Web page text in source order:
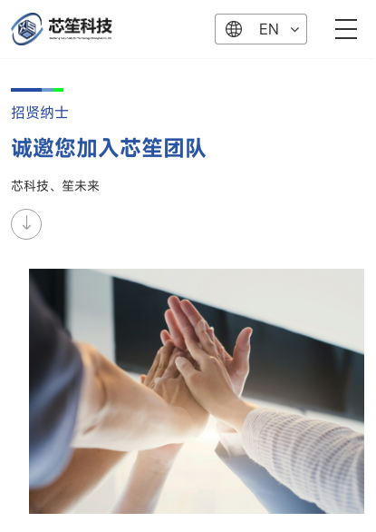
EN
招贤纳士
诚邀您加入芯笙团队
芯科技、笙未来